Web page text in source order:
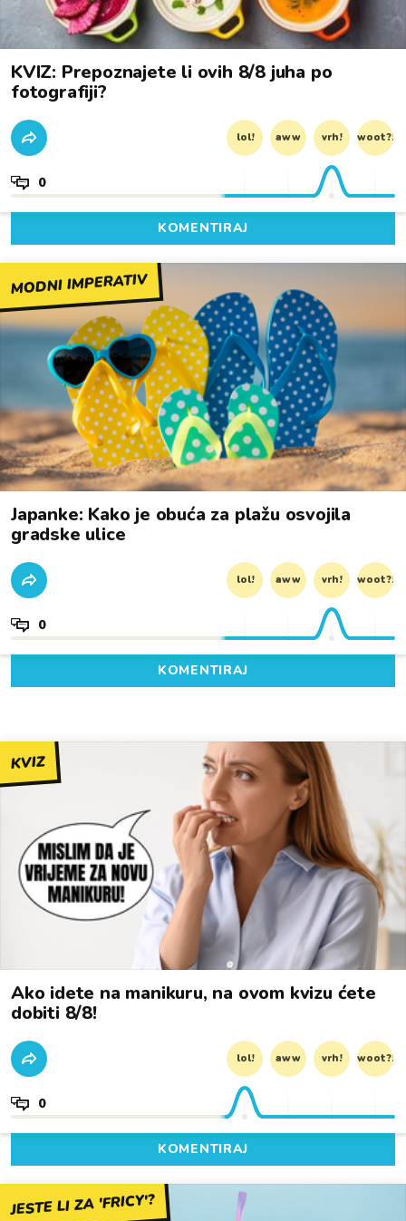
KVIZ: Prepoznajete li ovih 8/8 juha po
fotografiji?
lol! aww vrh! woot?!
0
KOMENTIRAJ
MODNI IMPERATIV
Japanke: Kako je obuća za plažu osvojila
gradske ulice
lol! aww vrh! woot?!
0
KOMENTIRAJ
KVIZ
Ako idete na manikuru, na ovom kvizu ćete
dobiti 8/8!
lol! aww vrh! woot?!
0
KOMENTIRAJ
JESTE LI ZA 'FRICY'?